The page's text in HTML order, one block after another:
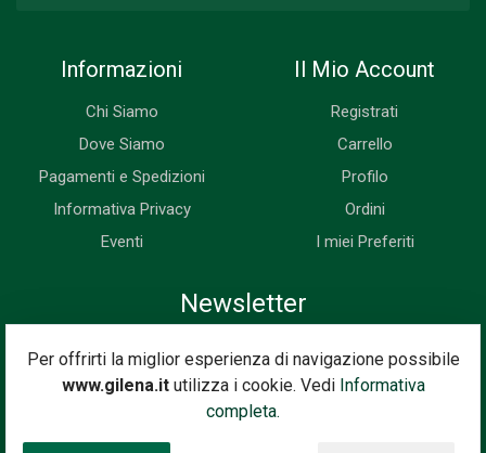
Per offrirti la miglior esperienza di navigazione possibile
www.gilena.itutilizza i cookie. Vedi Informativa
completa.
Informazioni
Chi Siamo
Dove Siamo
Pagamenti e Spedizioni
Informativa Privacy
Eventi
Il Mio Account
Registrati
Carrello
Profilo
Ordini
I miei Preferiti
Newsletter
Iscriviti subito alla nostra newsletter. Riceverai prima di tutti le
novità, le offerte, i prossimi eventi...